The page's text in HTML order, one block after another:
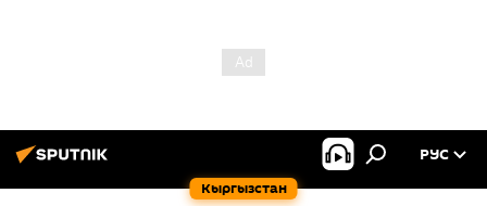
Кыргызстан
РУС